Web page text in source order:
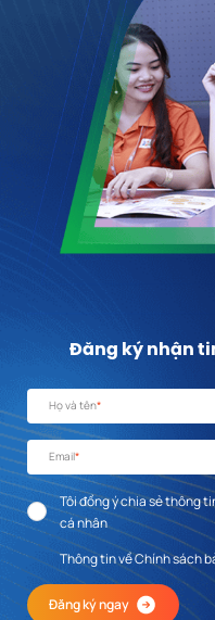
Đăng ký nhận
Họ và tên*
Email*
Tôi đồng ý chia sẻ thông
cá nhân
Thông tin về Chính sách
Đăng ký ngay